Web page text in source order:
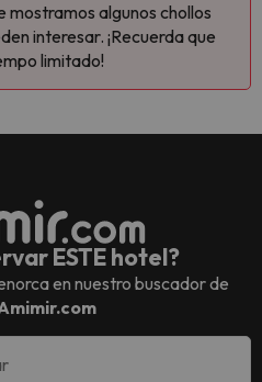
mostramos algunos chollos
interesar. ¡Recuerda que
limitado!
ESTE hotel?
en nuestro buscador de